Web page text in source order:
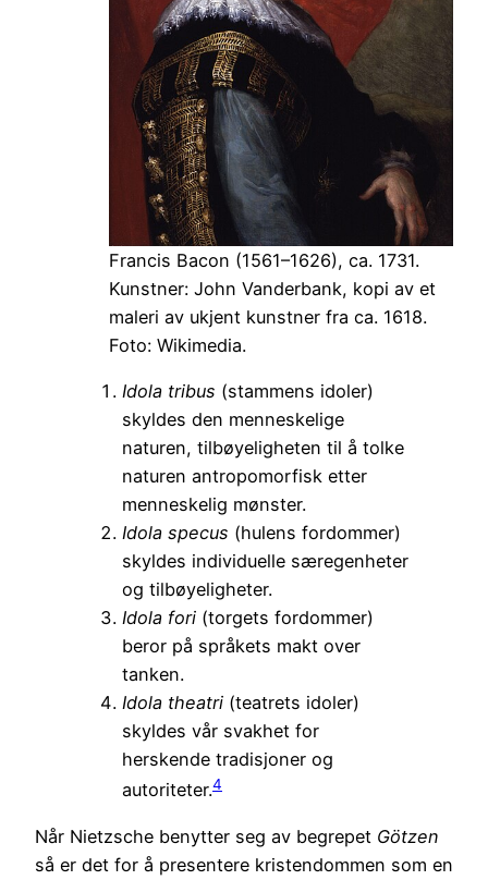
Francis Bacon (1561–1626), ca. 1731.
Kunstner: John Vanderbank, kopi av et
maleri av ukjent kunstner fra ca. 1618.
Foto: Wikimedia.
Idola tribus (stammens idoler)
skyldes den menneskelige
naturen, tilbøyeligheten til å tolke
naturen antropomorfisk etter
menneskelig mønster.
Idola specus (hulens fordommer)
skyldes individuelle særegenheter
og tilbøyeligheter.
Idola fori (torgets fordommer)
beror på språkets makt over
tanken.
Idola theatri (teatrets idoler)
skyldes vår svakhet for
herskende tradisjoner og
autoriteter.4
Når Nietzsche benytter seg av begrepet Götzen
så er det for å presentere kristendommen som en